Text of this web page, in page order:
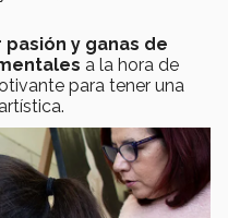
y ganas de
a la hora de
para tener una